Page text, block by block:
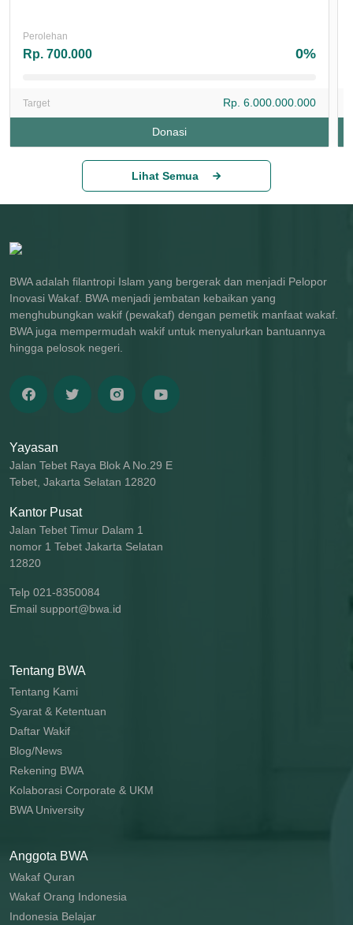
Perolehan
Rp. 700.000 0%
Target Rp. 6.000.000.000
Donasi
Lihat Semua
BWA adalah filantropi Islam yang bergerak dan menjadi Pelopor
Inovasi Wakaf. BWA menjadi jembatan kebaikan yang
menghubungkan wakif (pewakaf) dengan pemetik manfaat wakaf.
BWA juga mempermudah wakif untuk menyalurkan bantuannya
hingga pelosok negeri.
Yayasan
Jalan Tebet Raya Blok A No.29 E
Tebet, Jakarta Selatan 12820
Kantor Pusat
Jalan Tebet Timur Dalam 1
nomor 1 Tebet Jakarta Selatan
12820
Telp 021-8350084
Email support@bwa.id
Tentang BWA
Tentang Kami
Syarat & Ketentuan
Daftar Wakif
Blog/News
Rekening BWA
Kolaborasi Corporate & UKM
BWA University
Anggota BWA
Wakaf Quran
Wakaf Orang Indonesia
Indonesia Belajar